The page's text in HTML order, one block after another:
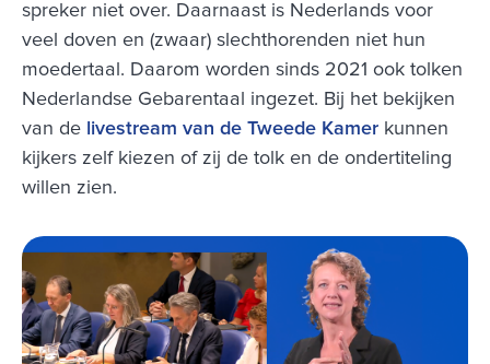
spreker niet over. Daarnaast is Nederlands voor
veel doven en (zwaar) slechthorenden niet hun
moedertaal. Daarom worden sinds 2021 ook tolken
Nederlandse Gebarentaal ingezet. Bij het bekijken
van de livestream van de Tweede Kamer kunnen
kijkers zelf kiezen of zij de tolk en de ondertiteling
willen zien.